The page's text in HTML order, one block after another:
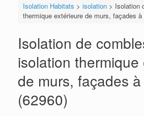
Isolation Habitats > isolation> Isolation
thermique extérieure de murs, façades à
Isolation de
isolation thermique
de murs, façades
(62960)